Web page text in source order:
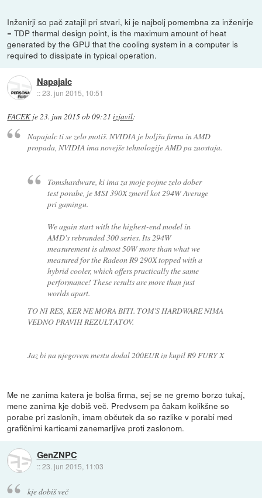
Inženirji so pač zatajil pri stvari, ki je najbolj pomembna za inženirje
= TDP thermal design point, is the maximum amount of heat
generated by the GPU that the cooling system in a computer is
required to dissipate in typical operation.
Napajalc
::23. jun 2015, 10:51
FACEKje23. jun 2015 ob 09:21 izjavil:
Napajalc ti se zelo motiš. NVIDIA je boljša firma in AMD
propada, NVIDIA ima novejše tehnologije AMD pa zaostaja.
Tomshardware, ki ima za moje pojme zelo dober
test porabe, je MSI 390X zmeril kot 294W Average
pri gamingu.
We again start with the highest-end model in
AMD's rebranded 300 series. Its 294W
measurement is almost 50W more than what we
measured for the Radeon R9 290X topped with a
hybrid cooler, which offers practically the same
performance! These results are more than just
worlds apart.
TO NI RES, KER NE MORA BITI. TOM'S HARDWARE NIMA
VEDNO PRAVIH REZULTATOV.
Jaz bi na njegovem mestu dodal 200EUR in kupil R9 FURY X
Me ne zanima katera je bolša firma, sej se ne gremo borzo tukaj,
mene zanima kje dobiš več. Predvsem pa čakam kolikšne so
porabe pri zaslonih, imam občutek da so razlike v porabi med
grafičnimi karticami zanemarljive proti zaslonom.
GenZNPC
::23. jun 2015, 11:03
kje dobiš več